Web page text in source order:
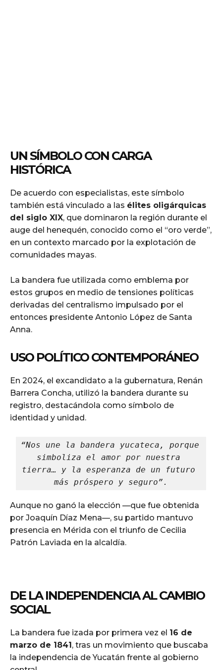
UN SÍMBOLO CON CARGA
HISTÓRICA
De acuerdo con especialistas, este símbolo
también está vinculado a las élites oligárquicas
del siglo XIX, que dominaron la región durante el
auge del henequén, conocido como el “oro verde”,
en un contexto marcado por la explotación de
comunidades mayas.
La bandera fue utilizada como emblema por
estos grupos en medio de tensiones políticas
derivadas del centralismo impulsado por el
entonces presidente Antonio López de Santa
Anna.
USO POLÍTICO CONTEMPORÁNEO
En 2024, el excandidato a la gubernatura, Renán
Barrera Concha, utilizó la bandera durante su
registro, destacándola como símbolo de
identidad y unidad.
“Nos une la bandera yucateca, porque
simboliza el amor por nuestra
tierra… y la esperanza de un futuro
más próspero y seguro”.
Aunque no ganó la elección —que fue obtenida
por Joaquín Díaz Mena—, su partido mantuvo
presencia en Mérida con el triunfo de Cecilia
Patrón Laviada en la alcaldía.
DE LA INDEPENDENCIA AL CAMBIO
SOCIAL
La bandera fue izada por primera vez el 16 de
marzo de 1841 , tras un movimiento que buscaba
la independencia de Yucatán frente al gobierno